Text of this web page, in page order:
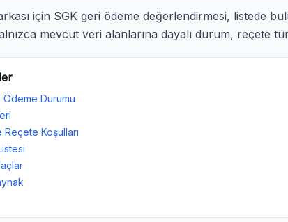
için SGK geri ödeme değerlendirmesi, listede
mevcut veri alanlarına dayalı durum, reçete
Ödeme Durumu
Koşulları